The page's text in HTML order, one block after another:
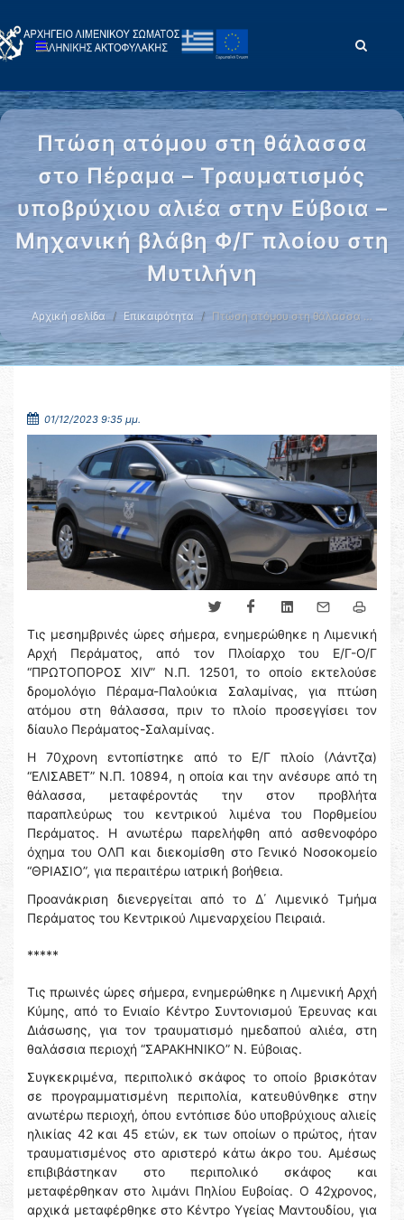
Πτώση ατόμου στη θάλασσα
στο Πέραμα – Τραυματισμός
υποβρύχιου αλιέα στην Εύβοια –
Μηχανική βλάβη Φ/Γ πλοίου στη
Μυτιλήνη
Αρχική σελίδα Επικαιρότητα Πτώση ατόμου στη θάλασσα …
01/12/2023 9:35 μμ.
Τις μεσημβρινές ώρες σήμερα, ενημερώθηκε η Λιμενική
Αρχή Περάματος, από τον Πλοίαρχο του Ε/Γ-Ο/Γ
“ΠΡΩΤΟΠΟΡΟΣ XIV” Ν.Π. 12501, το οποίο εκτελούσε
δρομολόγιο Πέραμα-Παλούκια Σαλαμίνας, για πτώση
ατόμου στη θάλασσα, πριν το πλοίο προσεγγίσει τον
δίαυλο Περάματος-Σαλαμίνας.
Η 70χρονη εντοπίστηκε από το Ε/Γ πλοίο (Λάντζα)
“ΕΛΙΣΑΒΕΤ” Ν.Π. 10894, η οποία και την ανέσυρε από τη
θάλασσα, μεταφέροντάς την στον προβλήτα
παραπλεύρως του κεντρικού λιμένα του Πορθμείου
Περάματος. Η ανωτέρω παρελήφθη από ασθενοφόρο
όχημα του ΟΛΠ και διεκομίσθη στο Γενικό Νοσοκομείο
“ΘΡΙΑΣΙΟ”, για περαιτέρω ιατρική βοήθεια.
Προανάκριση διενεργείται από το Δ΄ Λιμενικό Τμήμα
Περάματος του Κεντρικού Λιμεναρχείου Πειραιά.
*****
Τις πρωινές ώρες σήμερα, ενημερώθηκε η Λιμενική Αρχή
Κύμης, από το Ενιαίο Κέντρο Συντονισμού Έρευνας και
Διάσωσης, για τον τραυματισμό ημεδαπού αλιέα, στη
θαλάσσια περιοχή “ΣΑΡΑΚΗΝΙΚΟ” Ν. Εύβοιας.
Συγκεκριμένα, περιπολικό σκάφος το οποίο βρισκόταν
σε προγραμματισμένη περιπολία, κατευθύνθηκε στην
ανωτέρω περιοχή, όπου εντόπισε δύο υποβρύχιους αλιείς
ηλικίας 42 και 45 ετών, εκ των οποίων ο πρώτος, ήταν
τραυματισμένος στο αριστερό κάτω άκρο του. Αμέσως
επιβιβάστηκαν στο περιπολικό σκάφος και
μεταφέρθηκαν στο λιμάνι Πηλίου Ευβοίας. Ο 42χρονος,
αρχικά μεταφέρθηκε στο Κέντρο Υγείας Μαντουδίου, για